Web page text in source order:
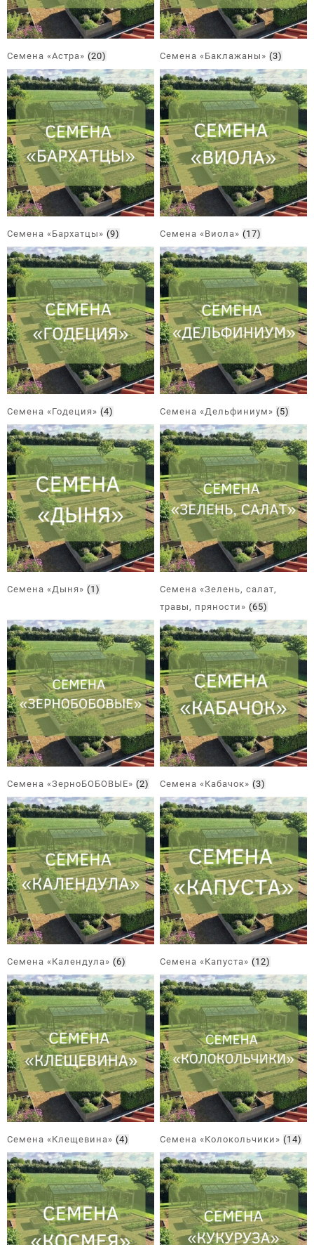
Семена «Астра» (20) Семена «Баклажаны»(3)
Семена «Бархатцы» (9) Семена «Виола»(17)
Семена «Годеция» (4) Семена «Дельфиниум»(5)
Семена «Дыня» (1)
Семена «Зелень, салат,
травы, пряности»(65)
Семена «ЗерноБОБОВЫЕ» (2) Семена «Кабачок»(3)
Семена «Календула» (6) Семена «Капуста»(12)
Семена «Клещевина» (4) Семена «Колокольчики»(14)